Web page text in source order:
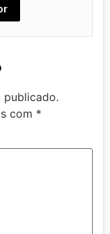
publicado.
com *